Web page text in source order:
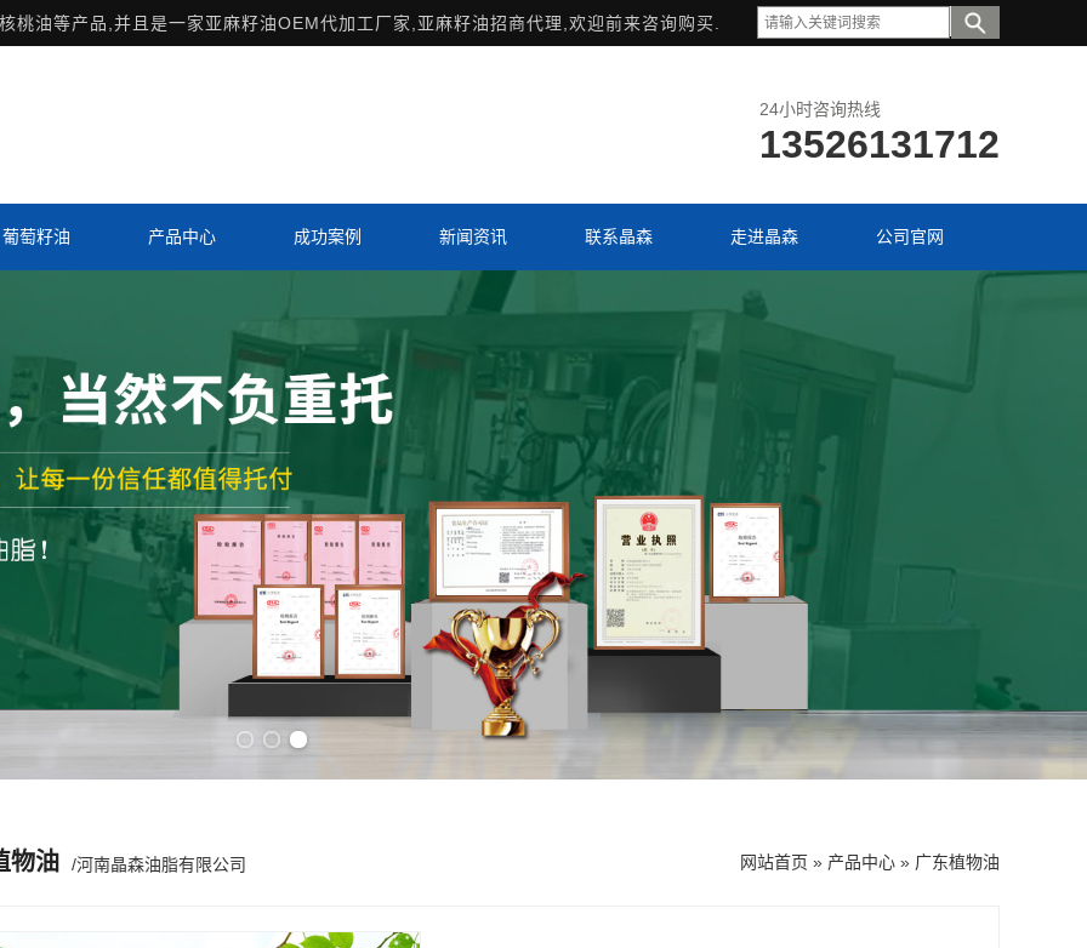
桃油等产品,并且是一家亚麻籽油OEM代加工厂家,亚麻籽油招商代理,欢迎前来咨询购买.
24小时咨询热线
13526131712
葡萄籽油 产品中心 成功案例 新闻资讯 联系晶森 走进晶森 公司官网
物油 /河南晶森油脂有限公司 网站首页 » 产品中心 » 广东植物油